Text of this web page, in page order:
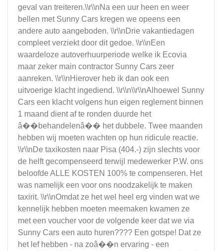
geval van treiteren.\\r\\nNa een uur heen en weer
bellen met Sunny Cars kregen we opeens een
andere auto aangeboden. \\r\\nDrie vakantiedagen
compleet verziekt door dit gedoe. \\r\\nEen
waardeloze autoverhuurperiode welke ik Ecovia
maar zeker main contractor Sunny Cars zeer
aanreken. \\r\\nHierover heb ik dan ook een
uitvoerige klacht ingediend. \\r\\n\\r\\nAlhoewel Sunny
Cars een klacht volgens hun eigen reglement binnen
1 maand dient af te ronden duurde het
â��behandelenâ�� het dubbele. Twee maanden
hebben wij moeten wachten op hun ridicule reactie.
\\r\\nDe taxikosten naar Pisa (404.-) zijn slechts voor
de helft gecompenseerd terwijl medewerker P.W. ons
beloofde ALLE KOSTEN 100% te compenseren. Het
was namelijk een voor ons noodzakelijk te maken
taxirit. \\r\\nOmdat ze het wel heel erg vinden wat we
kennelijk hebben moeten meemaken kwamen ze
met een voucher voor de volgende keer dat we via
Sunny Cars een auto huren???? Een gotspe! Dat ze
het lef hebben - na zoâ��n ervaring - een